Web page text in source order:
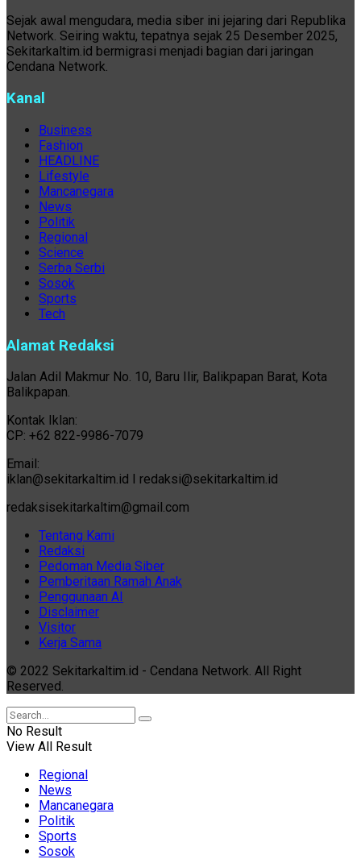
Sejak awal mengudara, media siber ini jejaring dari Republika
Network. Seiring waktu, tepatnya sejak 25 Desember 2025,
Sekitarkaltim.id bermigrasi menjadi bagian dari jaringan
Cendana Network.
Kanal
Business
Fashion
HEADLINE
Lifestyle
Mancanegara
News
Politik
Regional
Science
Serba Serbi
Sosok
Sports
Tech
Alamat Redaksi
Jalan Adil Makmur No. 10, Baru Ilir, Balikpapan Barat, Kota
Balikpapan.
Kontak Iklan:
CP: +62 822-9986-7079
Email:
iklan@sekitarkaltim.id I redaksi@sekitarkaltim.id
redaksisekitarkaltim@gmail.com
Tentang Kami
Redaksi
Pedoman Media Siber
Pemberitaan Ramah Anak
Penggunaan AI
Disclaimer
Visitor
Kerja Sama
© 2022 Sekitarkaltim.id - Cendana Network. All Right
Reserved.
No Result
View All Result
Regional
News
Mancanegara
Politik
Sports
Sosok